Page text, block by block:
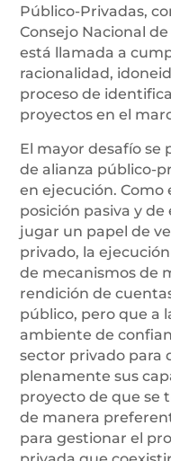
Público-Privadas,
Consejo Nacional
está llamada a
racionalidad,
proceso de
proyectos en el
El mayor desafío se
de alianza público-
en ejecución. Como
posición pasiva y
jugar un papel de
privado, la
de mecanismos de
rendición de
público, pero que a
ambiente de
sector privado para
plenamente sus
proyecto de que se
de manera
para gestionar el